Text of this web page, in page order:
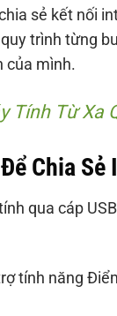
sẻ kết nối
trình từng
của mình.
Tính Từ Xa
Chia
qua cáp
tính năng